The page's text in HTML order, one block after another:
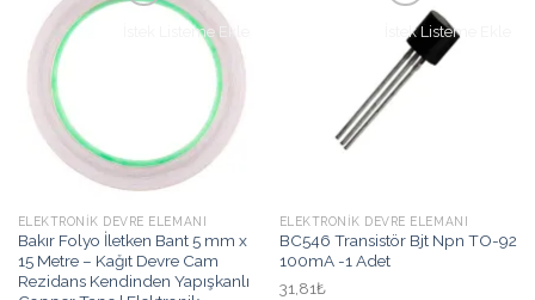
adet
İstek Listeme Ekle
ELEKTRONIK DEVRE ELEMANI
Bakır Folyo İletken Bant 5 mm x
15 Metre – Kağıt Devre Cam
Rezidans Kendinden Yapışkanlı
İstek Listeme Ekle
ELEKTRONIK DEVRE ELEMANI
BC546 Transistör Bjt Npn TO-92
100mA -1 Adet
31,81₺